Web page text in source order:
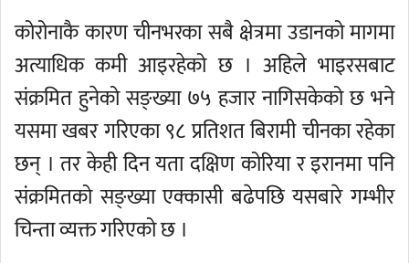
कोरोनाकै कारण चीनभरका सबै क्षेत्रमा उडानको मागमा
अत्याधिक कमी आइरहेको छ । अहिले भाइरसबाट
संक्रमित हुनेको सङ्ख्या ७५ हजार नागिसकेको छ भने
यसमा खबर गरिएका ९८ प्रतिशत बिरामी चीनका रहेका
छन् । तर केही दिन यता दक्षिण कोरिया र इरानमा पनि
संक्रमितको सङ्ख्या एक्कासी बढेपछि यसबारे गम्भीर
चिन्ता व्यक्त गरिएको छ ।